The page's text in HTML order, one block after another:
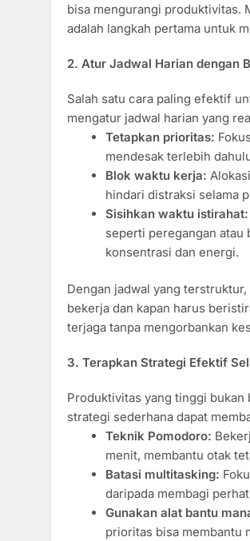
bisa mengurangi produktivitas.
adalah langkah pertama untuk
2. Atur Jadwal Harian dengan
Salah satu cara paling efektif
mengatur jadwal harian yang
Tetapkan prioritas:
mendesak terlebih
Blok waktu kerja:
hindari distraksi selama
Sisihkan waktu istirahat:
seperti peregangan atau
konsentrasi dan energi.
Dengan jadwal yang
bekerja dan kapan harus
terjaga tanpa mengorbankan
3. Terapkan Strategi Efektif
Produktivitas yang tinggi
strategi sederhana dapat
Teknik Pomodoro:
menit, membantu otak
Batasi multitasking:
daripada membagi
Gunakan alat bantu
prioritas bisa membantu